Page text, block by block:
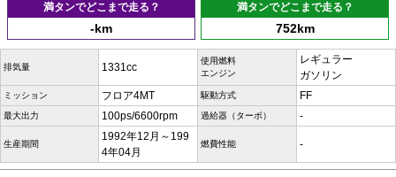
満タンでどこまで走る？
-km
満タンでどこまで走る？
752km
排気量 1331cc
使用燃料
エンジン
レギュラー
ガソリン
ミッション フロア4MT 駆動方式 FF
最大出力 100ps/6600rpm 過給器（ターボ） -
生産期間
1992年12月～199
4年04月
燃費性能 -